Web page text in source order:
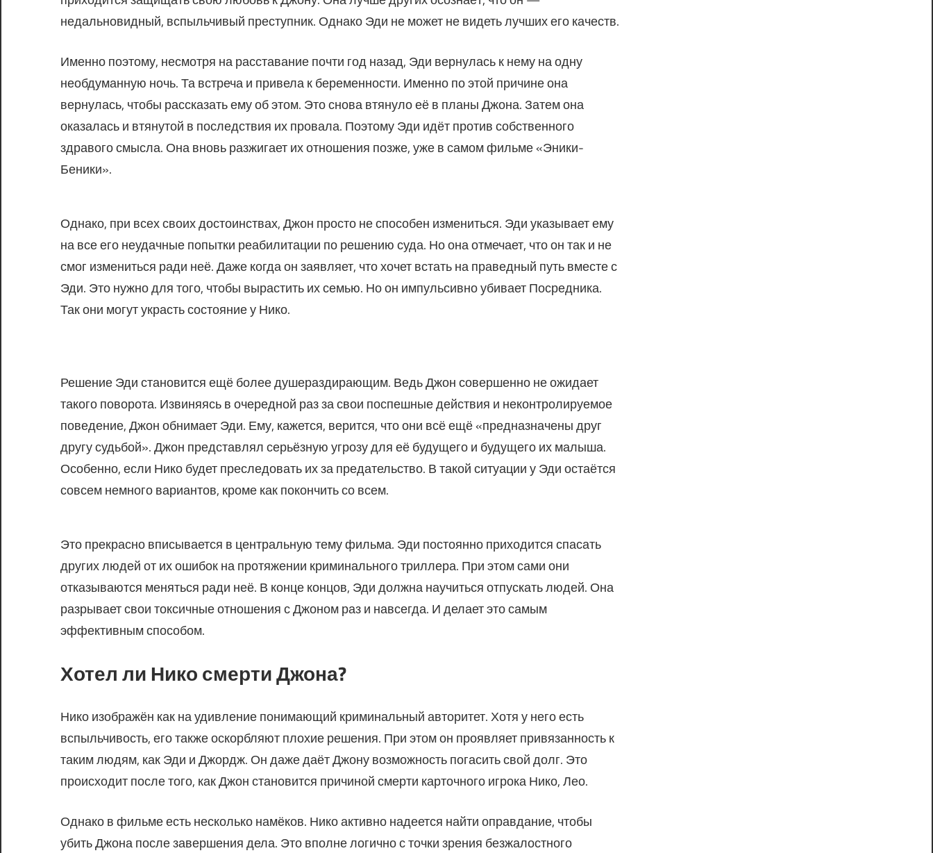
недальновидный, вспыльчивый преступник. Однако Эди не может не видеть лучших его качеств.
Именно поэтому, несмотря на расставание почти год назад, Эди вернулась к нему на одну
необдуманную ночь. Та встреча и привела к беременности. Именно по этой причине она
вернулась, чтобы рассказать ему об этом. Это снова втянуло её в планы Джона. Затем она
оказалась и втянутой в последствия их провала. Поэтому Эди идёт против собственного
здравого смысла. Она вновь разжигает их отношения позже, уже в самом фильме «Эники-
Беники».
Однако, при всех своих достоинствах, Джон просто не способен измениться. Эди указывает ему
на все его неудачные попытки реабилитации по решению суда. Но она отмечает, что он так и не
смог измениться ради неё. Даже когда он заявляет, что хочет встать на праведный путь вместе с
Эди. Это нужно для того, чтобы вырастить их семью. Но он импульсивно убивает Посредника.
Так они могут украсть состояние у Нико.
Решение Эди становится ещё более душераздирающим. Ведь Джон совершенно не ожидает
такого поворота. Извиняясь в очередной раз за свои поспешные действия и неконтролируемое
поведение, Джон обнимает Эди. Ему, кажется, верится, что они всё ещё «предназначены друг
другу судьбой». Джон представлял серьёзную угрозу для её будущего и будущего их малыша.
Особенно, если Нико будет преследовать их за предательство. В такой ситуации у Эди остаётся
совсем немного вариантов, кроме как покончить со всем.
Это прекрасно вписывается в центральную тему фильма. Эди постоянно приходится спасать
других людей от их ошибок на протяжении криминального триллера. При этом сами они
отказываются меняться ради неё. В конце концов, Эди должна научиться отпускать людей. Она
разрывает свои токсичные отношения с Джоном раз и навсегда. И делает это самым
эффективным способом.
Хотел ли Нико смерти Джона?
Нико изображён как на удивление понимающий криминальный авторитет. Хотя у него есть
вспыльчивость, его также оскорбляют плохие решения. При этом он проявляет привязанность к
таким людям, как Эди и Джордж. Он даже даёт Джону возможность погасить свой долг. Это
происходит после того, как Джон становится причиной смерти карточного игрока Нико, Лео.
Однако в фильме есть несколько намёков. Нико активно надеется найти оправдание, чтобы
убить Джона после завершения дела. Это вполне логично с точки зрения безжалостного